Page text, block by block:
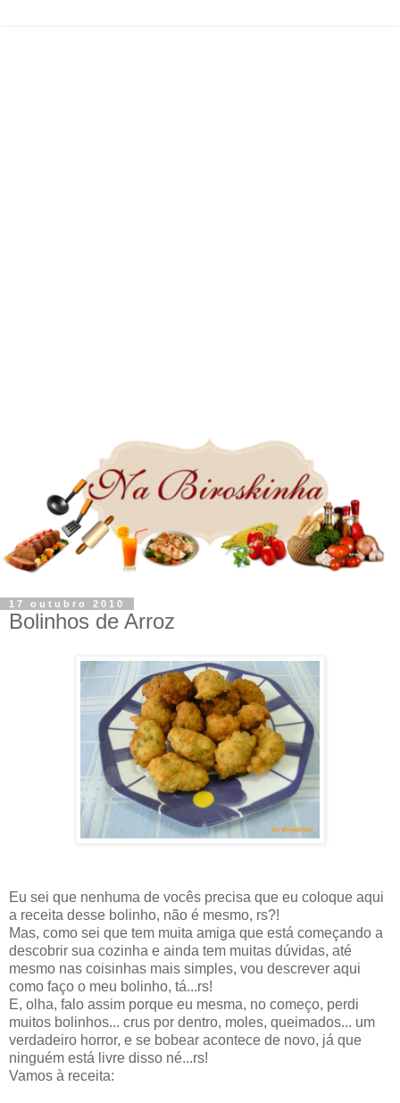
17 outubro 2010
Bolinhos de Arroz
Eu sei que nenhuma de vocês precisa que eu coloque aqui
a receita desse bolinho, não é mesmo, rs?!
Mas, como sei que tem muita amiga que está começando a
descobrir sua cozinha e ainda tem muitas dúvidas, até
mesmo nas coisinhas mais simples, vou descrever aqui
como faço o meu bolinho, tá...rs!
E, olha, falo assim porque eu mesma, no começo, perdi
muitos bolinhos... crus por dentro, moles, queimados... um
verdadeiro horror, e se bobear acontece de novo, já que
ninguém está livre disso né...rs!
Vamos à receita: